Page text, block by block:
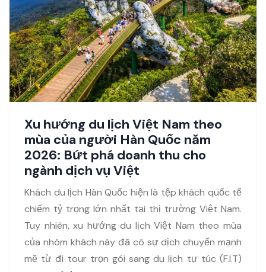
Xu hướng du lịch Việt Nam theo
mùa của người Hàn Quốc năm
2026: Bứt phá doanh thu cho
ngành dịch vụ Việt
Khách du lịch Hàn Quốc hiện là tệp khách quốc tế
chiếm tỷ trọng lớn nhất tại thị trường Việt Nam.
Tuy nhiên, xu hướng du lịch Việt Nam theo mùa
của nhóm khách này đã có sự dịch chuyển mạnh
mẽ từ đi tour trọn gói sang du lịch tự túc (F.I.T)